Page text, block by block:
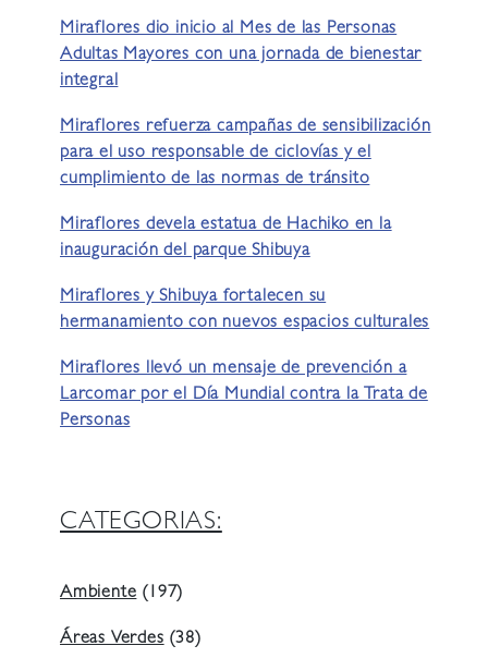
Miraflores dio inicio al Mes de las Personas
Adultas Mayores con una jornada de bienestar
integral
Miraflores refuerza campañas de sensibilización
para el uso responsable de ciclovías y el
cumplimiento de las normas de tránsito
Miraflores devela estatua de Hachiko en la
inauguración del parque Shibuya
Miraflores y Shibuya fortalecen su
hermanamiento con nuevos espacios culturales
Miraflores llevó un mensaje de prevención a
Larcomar por el Día Mundial contra la Trata de
Personas
CATEGORIAS:
Ambiente (197)
Áreas Verdes (38)